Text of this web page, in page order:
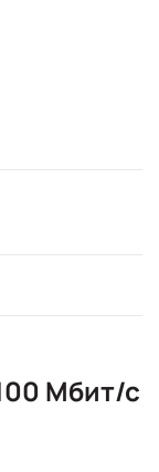
Мбит/с